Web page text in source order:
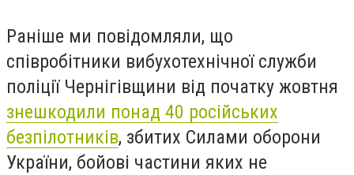
Раніше ми повідомляли, що
співробітники вибухотехнічної служби
поліції Чернігівщини від початку жовтня
знешкодили понад 40 російських
безпілотників, збитих Силами оборони
України, бойові частини яких не